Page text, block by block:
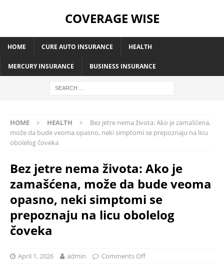
COVERAGE WISE
HOME CURE AUTO INSURANCE HEALTH
MERCURY INSURANCE BUSINESS INSURANCE
HOME HEALTH
Bez jetre nema života: Ako je zamašćena,
može da bude veoma opasno, neki simptomi se prepoznaju na licu
obolelog čoveka
Bez jetre nema života: Ako je
zamašćena, može da bude veoma
opasno, neki simptomi se
prepoznaju na licu obolelog
čoveka
April 1, 2026 admin Comments Off